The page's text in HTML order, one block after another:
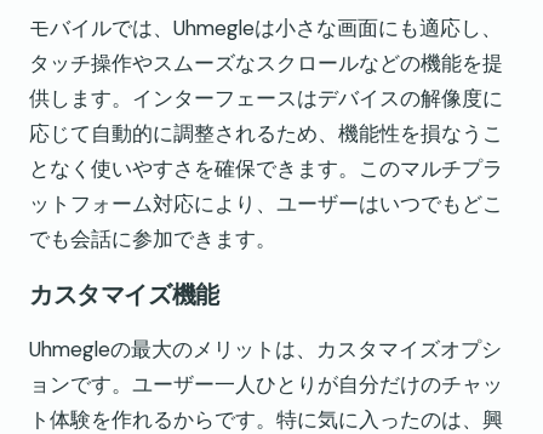
モバイルでは、Uhmegleは小さな画面にも適応し、
タッチ操作やスムーズなスクロールなどの機能を提
供します。インターフェースはデバイスの解像度に
応じて自動的に調整されるため、機能性を損なうこ
となく使いやすさを確保できます。このマルチプラ
ットフォーム対応により、ユーザーはいつでもどこ
でも会話に参加できます。
カスタマイズ機能
Uhmegleの最大のメリットは、カスタマイズオプシ
ョンです。ユーザー一人ひとりが自分だけのチャッ
ト体験を作れるからです。特に気に入ったのは、興